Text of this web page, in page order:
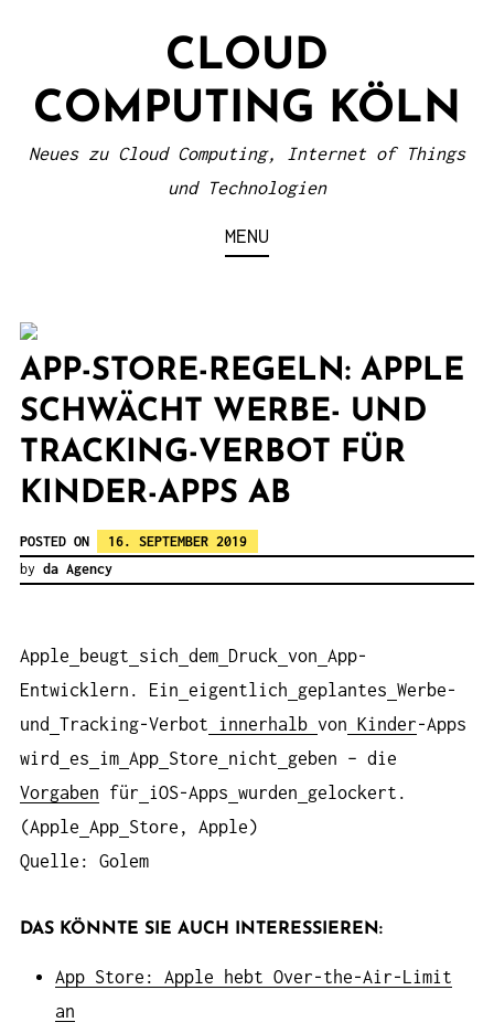
CLOUD
COMPUTING KÖLN
Neues zu Cloud Computing, Internet of Things
und Technologien
MENU
APP-STORE-REGELN: APPLE
SCHWÄCHT WERBE- UND
TRACKING-VERBOT FÜR
KINDER-APPS AB
POSTED ON
16. SEPTEMBER 2019
by da Agency
Apple beugt sich dem Druck von App-
Entwicklern. Ein eigentlich geplantes Werbe-
und
Tracking-Verbot innerhalb von Kinder-Apps
wird
es im App Store nicht
geben – die
Vorgaben für iOS-Apps wurden
gelockert.
(Apple App Store, Apple)
Quelle: Golem
DAS KÖNNTE SIE AUCH INTERESSIEREN:
App Store: Apple hebt Over-the-Air-Limit
an